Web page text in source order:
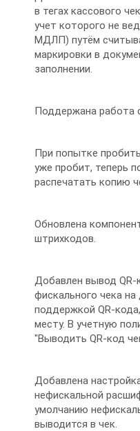
в тегах кассового
учет которого не
МДЛП) путём
маркировки в
заполнении.
Поддержана
При попытке
уже пробит, теперь
распечатать копию
Обновлена
штрихкодов.
Добавлен вывод QR-
фискального чека на
поддержкой QR-
месту. В учетную
"Выводить QR-код
Добавлена
нефискальной
умолчанию
выводится в чек.